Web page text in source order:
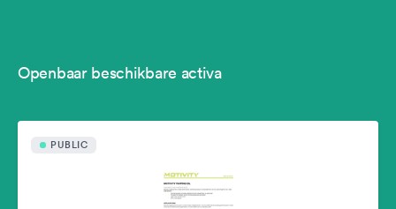
Openbaar beschikbare activa
PUBLIC